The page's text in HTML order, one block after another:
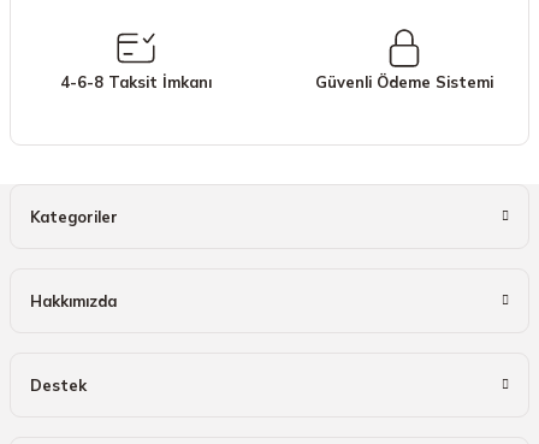
Bu ürüne benzer farklı alternatifler olmalı.
4-6-8 Taksit İmkanı Güvenli Ödeme Sistemi
Kategoriler
Hakkımızda
Destek